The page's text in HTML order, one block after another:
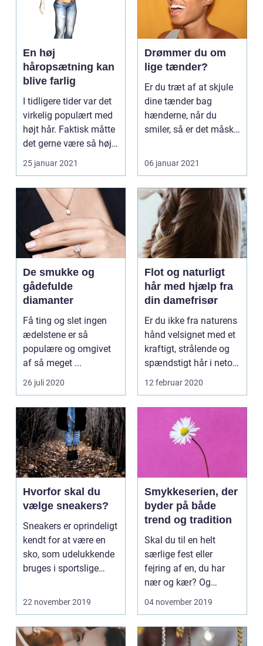
En høj
håropsætning kan
blive farlig
I tidligere tider var det
virkelig populært med
højt hår. Faktisk måtte
det gerne være så højt,
at ...
25 januar 2021
Drømmer du om
lige tænder?
Er du træt af at skjule
dine tænder bag
hænderne, når du
smiler, så er det måske
06 januar 2021
De smukke og
gådefulde
diamanter
Få ting og slet ingen
ædelstene er så
populære og omgivet
af så meget ...
26 juli 2020
Flot og naturligt
hår med hjælp fra
din damefrisør
Er du ikke fra naturens
hånd velsignet med et
kraftigt, strålende og
spændstigt hår i netop
den nuan...
12 februar 2020
Hvorfor skal du
vælge sneakers?
Sneakers er oprindeligt
kendt for at være en
sko, som udelukkende
bruges i sportslige
22 november 2019
Smykkeserien, der
byder på både
trend og tradition
Skal du til en helt
særlige fest eller
fejring af en, du har
nær og kær? Og
mangle...
04 november 2019